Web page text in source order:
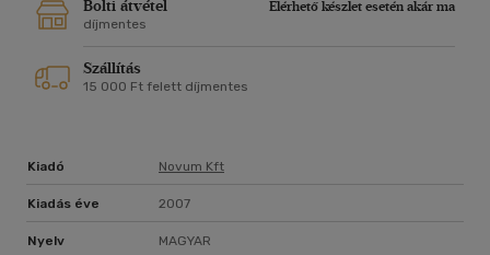
Bolti átvétel
Elérhető készlet esetén akár ma
díjmentes
Szállítás
15 000 Ft felett díjmentes
Kiadó Novum Kft
Kiadás éve 2007
Nyelv MAGYAR